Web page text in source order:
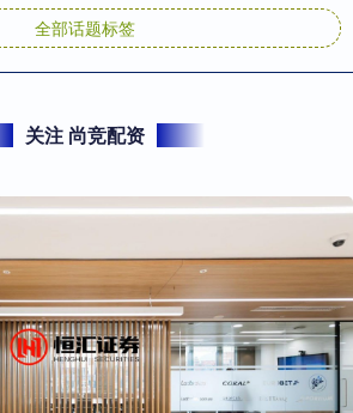
全部话题标签
关注 尚竞配资